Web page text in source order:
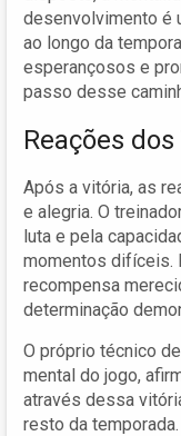
desenvolvimento é
ao longo da
esperançosos e
passo desse
Reações
Após a vitória, as
e alegria. O
luta e pela
momentos difíceis.
recompensa
determinação
O próprio técnico
mental do jogo,
através dessa
resto da